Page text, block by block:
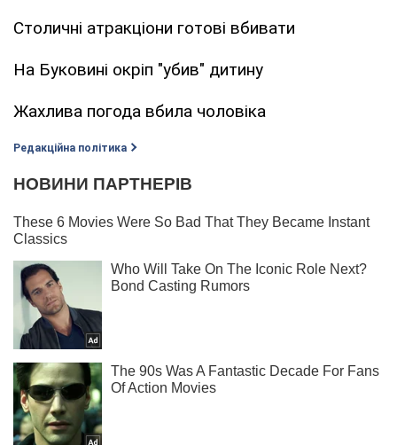
Столичні атракціони готові вбивати
На Буковині окріп "убив" дитину
Жахлива погода вбила чоловіка
Редакційна політика